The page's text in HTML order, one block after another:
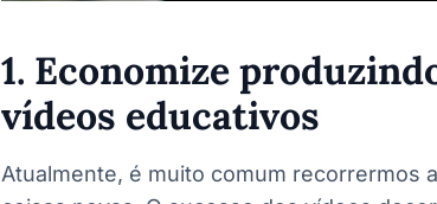
1. Economize
vídeos educativos
Atualmente, é muito comum recorrermos